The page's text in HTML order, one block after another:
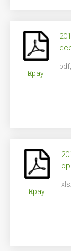
Қарау
Қарау